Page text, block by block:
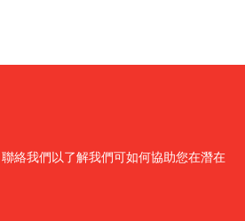
絡我們以了解我們可如何協助您在潛在